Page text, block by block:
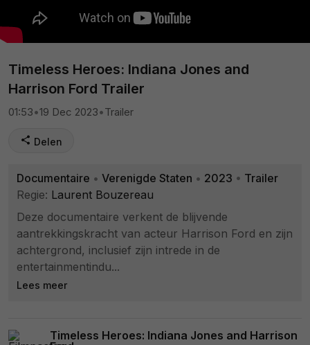
Timeless Heroes: Indiana Jones and
Harrison Ford Trailer
01:53•19 Dec 2023•Trailer
Delen
Documentaire • Verenigde Staten • 2023 • Trailer
Regie: Laurent Bouzereau
Deze documentaire verkent de blijvende
aantrekkingskracht van acteur Harrison Ford en zijn
achtergrond, inclusief zijn intrede in de
entertainmentindu...
Lees meer
Timeless Heroes: Indiana Jones and Harrison